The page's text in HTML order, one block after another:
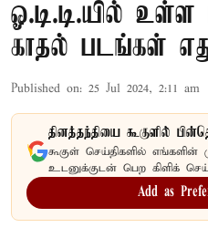
ஓ.டி.டி.யில்
காதல் படங்கள் எது
Published on: 25 Jul 2024, 2:11 am
தினத்தந்தியை கூகுளில்
கூகுள் செய்திகளில் எங்களின்
உடனுக்குடன் பெற கிளிக்
Add as